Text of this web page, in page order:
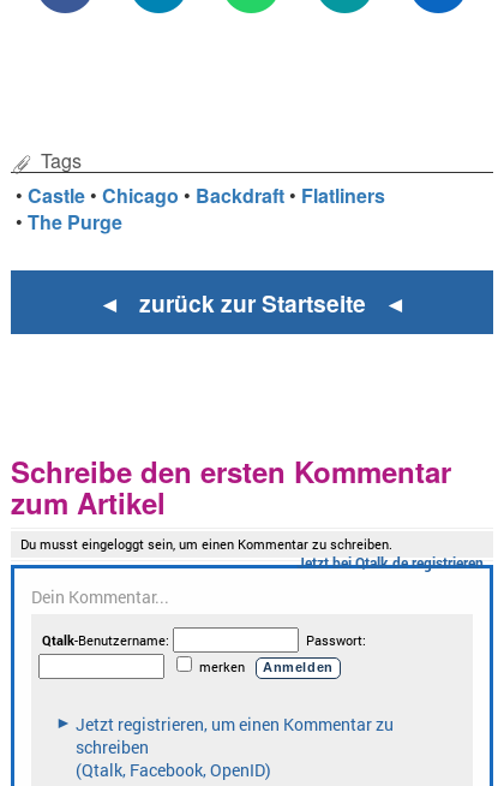
Tags
•Castle •Chicago • Backdraft • Flatliners
•The Purge
◄ zurück zur Startseite ◄
Schreibe den ersten Kommentar
zum Artikel